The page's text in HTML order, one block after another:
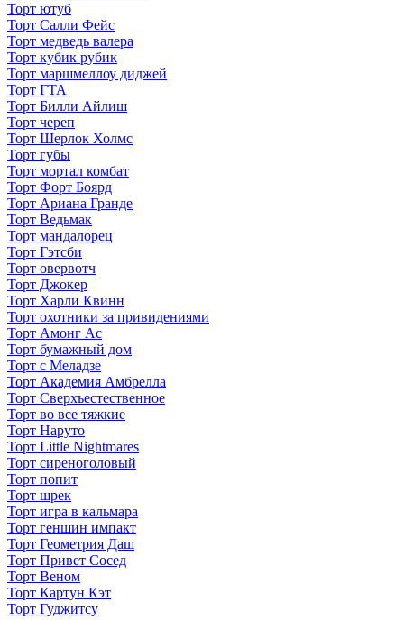
Торт ютуб
Торт Салли Фейс
Торт медведь валера
Торт кубик рубик
Торт маршмеллоу диджей
Торт ГТА
Торт Билли Айлиш
Торт череп
Торт Шерлок Холмс
Торт губы
Торт мортал комбат
Торт Форт Боярд
Торт Ариана Гранде
Торт Ведьмак
Торт мандалорец
Торт Гэтсби
Торт овервотч
Торт Джокер
Торт Харли Квинн
Торт охотники за привидениями
Торт Амонг Ас
Торт бумажный дом
Торт с Меладзе
Торт Академия Амбрелла
Торт Сверхъестественное
Торт во все тяжкие
Торт Наруто
Торт Little Nightmares
Торт сиреноголовый
Торт попит
Торт шрек
Торт игра в кальмара
Торт геншин импакт
Торт Геометрия Даш
Торт Привет Сосед
Торт Веном
Торт Картун Кэт
Торт Гуджитсу